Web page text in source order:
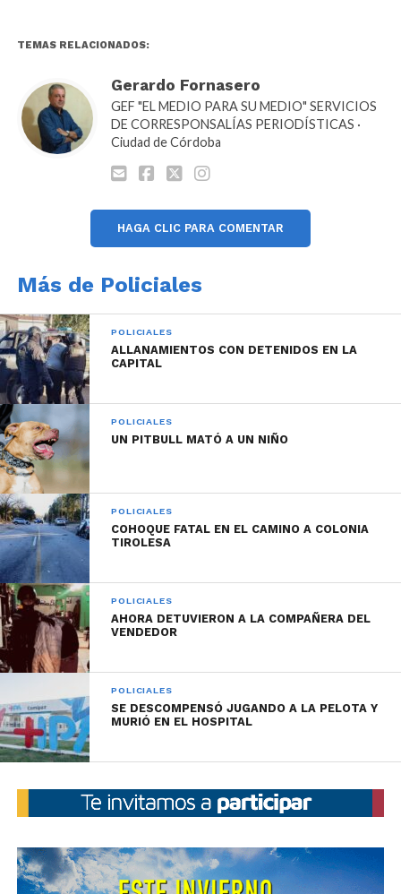
TEMAS RELACIONADOS:
Gerardo Fornasero
GEF "EL MEDIO PARA SU MEDIO" SERVICIOS
DE CORRESPONSALÍAS PERIODÍSTICAS ·
Ciudad de Córdoba
HAGA CLIC PARA COMENTAR
Más de Policiales
POLICIALES
ALLANAMIENTOS CON DETENIDOS EN LA
CAPITAL
POLICIALES
UN PITBULL MATÓ A UN NIÑO
POLICIALES
COHOQUE FATAL EN EL CAMINO A COLONIA
TIROLESA
POLICIALES
AHORA DETUVIERON A LA COMPAÑERA DEL
VENDEDOR
POLICIALES
SE DESCOMPENSÓ JUGANDO A LA PELOTA Y
MURIÓ EN EL HOSPITAL